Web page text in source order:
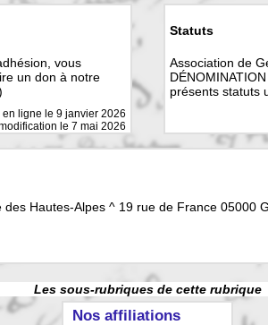
vous
un don à notre
en ligne le 9 janvier 2026
le 7 mai 2026
Statuts
Association de
présents statuts
Hautes-Alpes ^ 19 rue de France 05000
Les sous-rubriques de cette rubrique
Nos affiliations